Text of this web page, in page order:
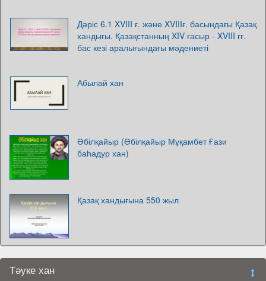
Дәріс 6.1 XVIII ғ. және XVIIIғ. басындағы Қазақ
хандығы. Қазақстанның XIV ғасыр - XVIII ғғ.
бас кезі аралығындағы мәдениеті
Абылай хан
Әбілқайыр (Әбілқайыр Мұқамбет Ғази
баһадур хан)
Қазақ хандығына 550 жыл
Тәуке хан